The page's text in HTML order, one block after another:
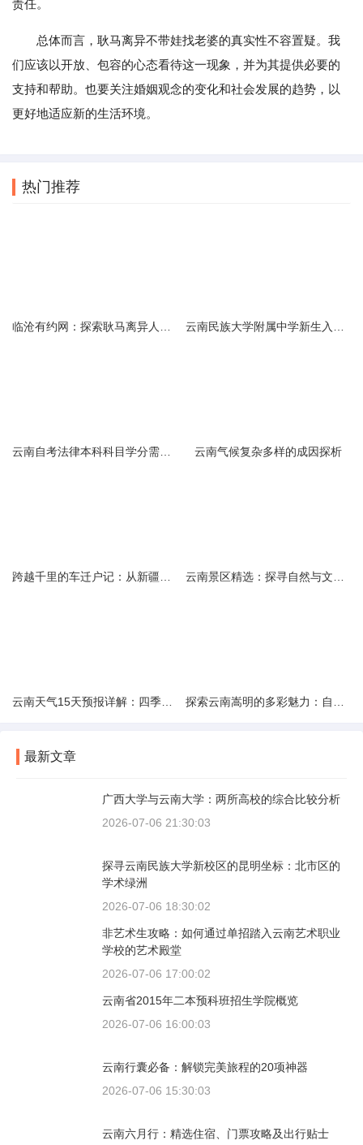
责任。
总体而言，耿马离异不带娃找老婆的真实性不容置疑。我
们应该以开放、包容的心态看待这一现象，并为其提供必要的
支持和帮助。也要关注婚姻观念的变化和社会发展的趋势，以
更好地适应新的生活环境。
热门推荐
云南气候复杂多样的成因探析
最新文章
广西大学与云南大学：两所高校的综合比较分析
2026-07-06 21:30:03
探寻云南民族大学新校区的昆明坐标：北市区的
学术绿洲
2026-07-06 18:30:02
非艺术生攻略：如何通过单招踏入云南艺术职业
学校的艺术殿堂
2026-07-06 17:00:02
云南省2015年二本预科班招生学院概览
2026-07-06 16:00:03
云南行囊必备：解锁完美旅程的20项神器
2026-07-06 15:30:03
云南六月行：精选住宿、门票攻略及出行贴士